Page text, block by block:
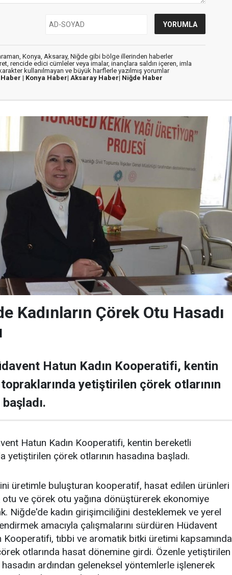
Konya, Aksaray, Niğde gibi bölge illerinden haberler
rencide edici cümleler veya imalar, inançlara saldırı içeren, imla
kullanılmayan ve büyük harflerle yazılmış yorumlar
| Konya Haber| Aksaray Haber| Niğde Haber
Kadınların Çörek Otu Hasadı
Hatun Kadın Kooperatifi, kentin
yetiştirilen çörek otlarının
başladı.
Hatun Kadın Kooperatifi, kentin bereketli
yetiştirilen çörek otlarının hasadına başladı.
üretimle buluşturan kooperatif, hasat edilen ürünleri
ve çörek otu yağına dönüştürerek ekonomiye
Niğde'de kadın girişimciliğini desteklemek ve yerel
amacıyla çalışmalarını sürdüren Hüdavent
Kooperatifi, tıbbi ve aromatik bitki üretimi kapsamında
otlarında hasat dönemine girdi. Özenle yetiştirilen
ardından geleneksel yöntemlerle işlenerek